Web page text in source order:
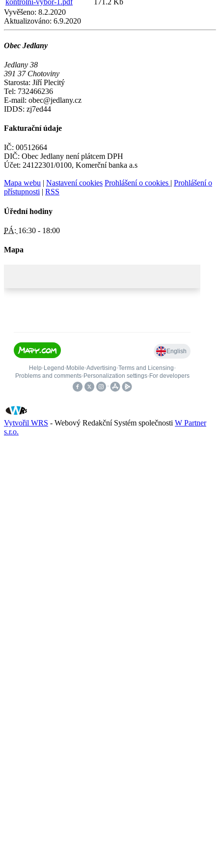
kontrolni-vybor-1.pdf
171.2 Kb
Vyvěšeno: 8.2.2020
Aktualizováno: 6.9.2020
Obec Jedlany
Jedlany 38
391 37 Chotoviny
Starosta: Jiří Plecitý
Tel: 732466236
E-mail: obec@jedlany.cz
IDDS: zj7ed44
Fakturační údaje
IČ: 00512664
DIČ: Obec Jedlany není plátcem DPH
Účet: 24122301/0100, Komerční banka a.s
Mapa webu | Nastavení cookies Prohlášení o cookies | Prohlášení o
přístupnosti | RSS
Úřední hodiny
PÁ: 16:30 - 18:00
Mapa
Vytvořil WRS - Webový Redakční Systém společnosti W Partner
s.r.o.